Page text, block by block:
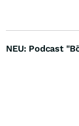
NEU: Podcast